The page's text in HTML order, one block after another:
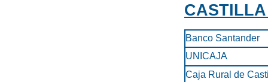
Banco Santander
UNICAJA
Caja Rural de